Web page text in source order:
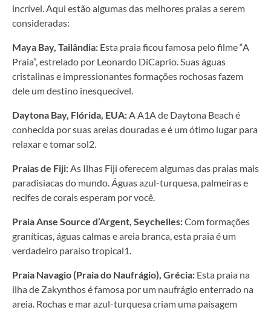
incrível. Aqui estão algumas das melhores praias a serem
consideradas:
Maya Bay, Tailândia: Esta praia ficou famosa pelo filme “A
Praia”, estrelado por Leonardo DiCaprio. Suas águas
cristalinas e impressionantes formações rochosas fazem
dele um destino inesquecível.
Daytona Bay, Flórida, EUA:A A1A de Daytona Beach é
conhecida por suas areias douradas e é um ótimo lugar para
relaxar e tomar sol2.
Praias de Fiji:As Ilhas Fiji oferecem algumas das praias mais
paradisíacas do mundo. Águas azul-turquesa, palmeiras e
recifes de corais esperam por você.
Praia Anse Source d’Argent, Seychelles:Com formações
graníticas, águas calmas e areia branca, esta praia é um
verdadeiro paraíso tropical1.
Praia Navagio (Praia do Naufrágio), Grécia: Esta praia na
ilha de Zakynthos é famosa por um naufrágio enterrado na
areia. Rochas e mar azul-turquesa criam uma paisagem